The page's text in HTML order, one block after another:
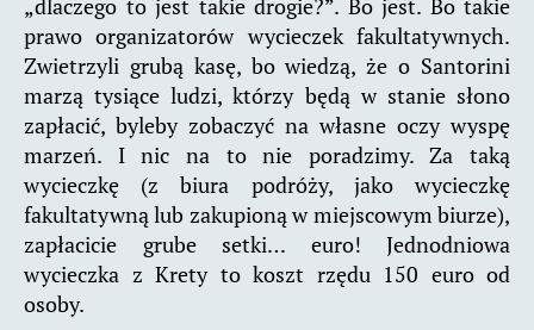
„dlaczego to jest takie drogie?”. Bo jest. Bo takie
prawo organizatorów wycieczek fakultatywnych.
Zwietrzyli grubą kasę, bo wiedzą, że o Santorini
marzą tysiące ludzi, którzy będą w stanie słono
zapłacić, byleby zobaczyć na własne oczy wyspę
marzeń. I nic na to nie poradzimy. Za taką
wycieczkę (z biura podróży, jako wycieczkę
fakultatywną lub zakupioną w miejscowym biurze),
zapłacicie grube setki… euro! Jednodniowa
wycieczka z Krety to koszt rzędu 150 euro od
osoby.